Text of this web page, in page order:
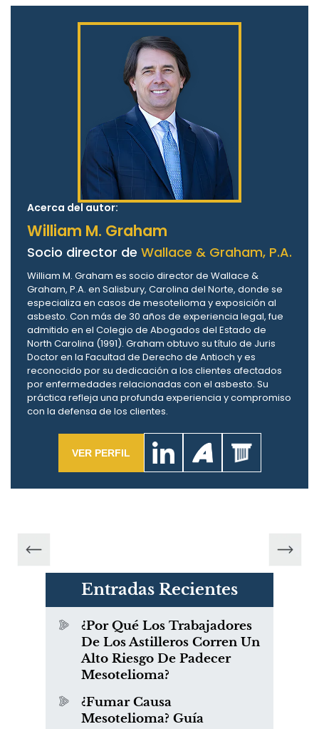
Acerca del autor:
William M. Graham
Socio director de Wallace & Graham, P.A.
William M. Graham es socio director de Wallace &
Graham, P.A. en Salisbury, Carolina del Norte, donde se
especializa en casos de mesotelioma y exposición al
asbesto. Con más de 30 años de experiencia legal, fue
admitido en el Colegio de Abogados del Estado de
North Carolina (1991). Graham obtuvo su título de Juris
Doctor en la Facultad de Derecho de Antioch y es
reconocido por su dedicación a los clientes afectados
por enfermedades relacionadas con el asbesto. Su
práctica refleja una profunda experiencia y compromiso
con la defensa de los clientes.
VER PERFIL
Entradas Recientes
¿Por Qué Los Trabajadores
De Los Astilleros Corren Un
Alto Riesgo De Padecer
Mesotelioma?
¿Fumar Causa
Mesotelioma? Guía